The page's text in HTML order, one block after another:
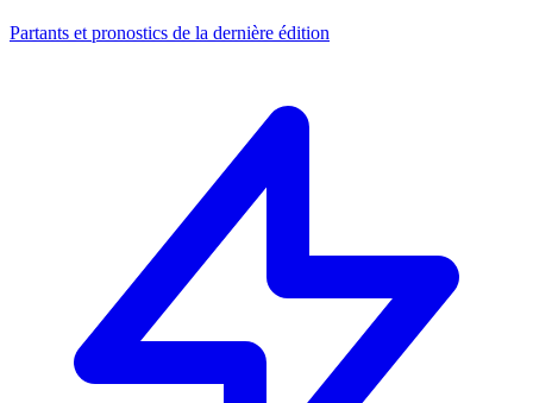
Partants et pronostics de la dernière édition